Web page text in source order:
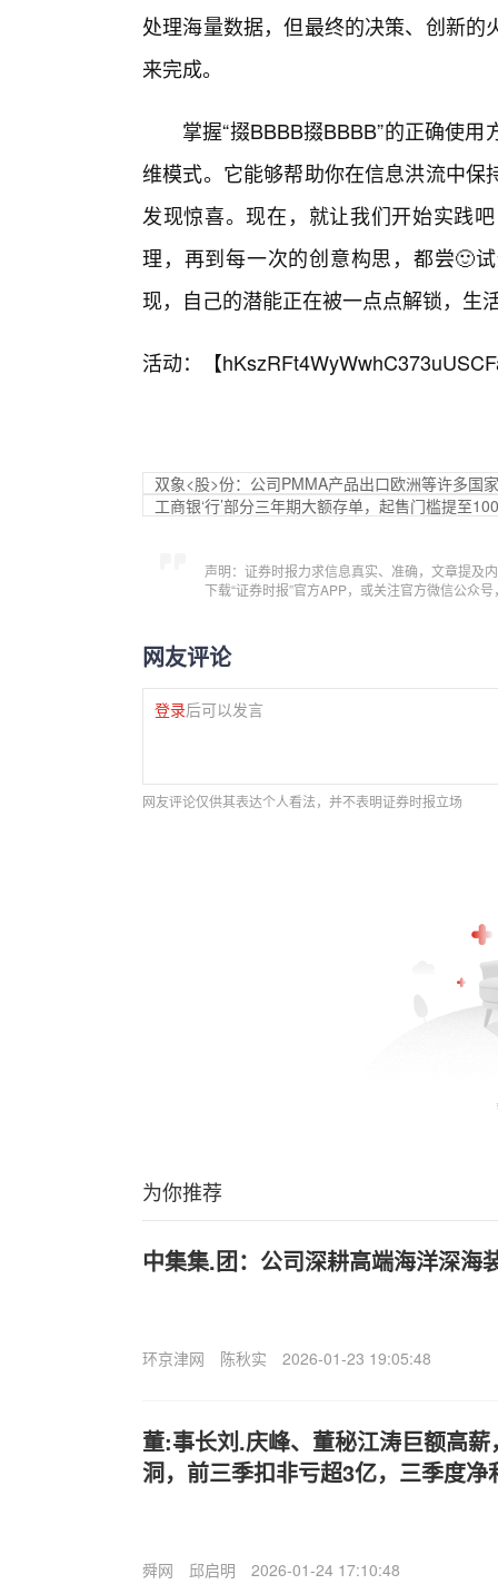
处理海量数据，但最终的决策、创新
来完成。
掌握“掇BBBB掇BBBB”的正确使
维模式。它能够帮助你在信息洪流中
发现惊喜。现在，就让我们开始实践
理，再到每一次的创意构思，都尝🙂
现，自己的潜能正在被一点点解锁，生
活动：【
双象<股>份：公司PMMA产品出口欧洲等许多国家
工商银‘行’部分三年期大额存单，起售门槛提至
声明：证券时报力求信息真实、准确，文章提及
下载“证券时报”官方APP，或关注官方微信公众
网友评论
登录后可以发言
网友评论仅供其表达个人看法，并不表明证券时报立场
为你推荐
中集集.团：公司深耕高端海洋深海
环京津网 陈秋实 2026-01-23 19:05:48
董:事长刘.庆峰、董秘江涛巨额高
洞，前三季扣非亏超3亿，三季度
舜网 邱启明 2026-01-24 17:10:48